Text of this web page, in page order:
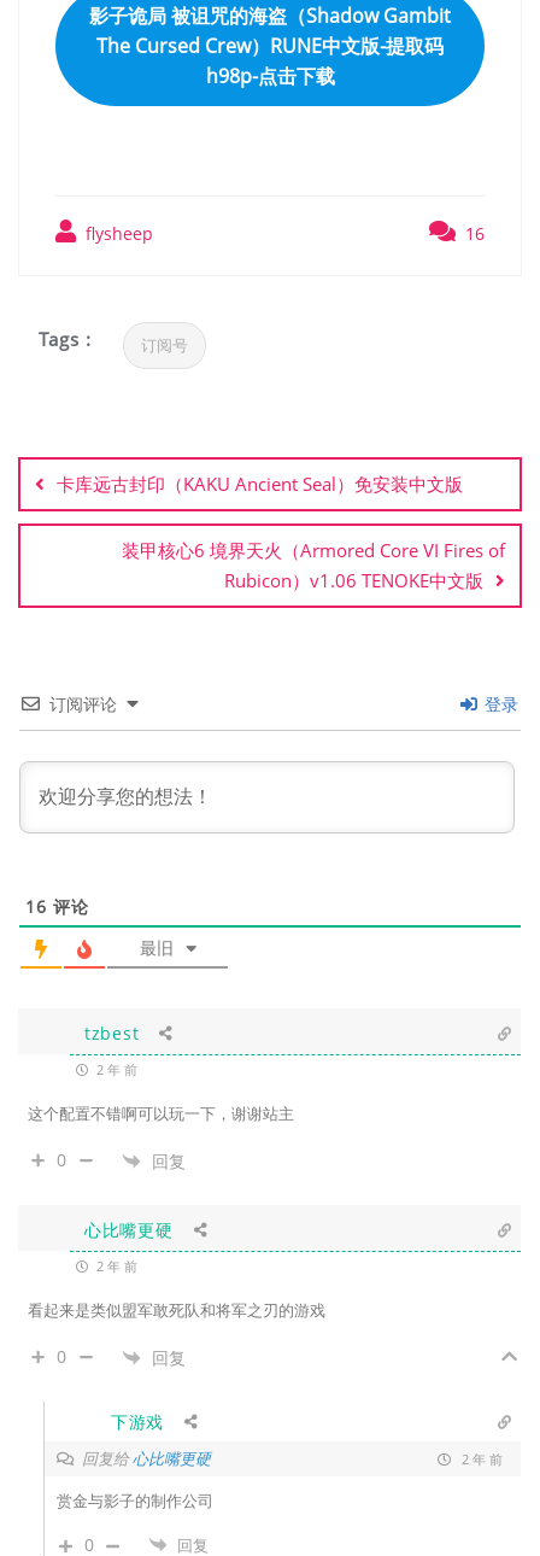
影子诡局 被诅咒的海盗（Shadow Gambit
The Cursed Crew）RUNE中文版-提取码
h98p-点击下载
flysheep 16
Tags : 订阅号
章
导
航
卡库远古封印（KAKU Ancient Seal）免安装中文版
装甲核心6 境界天火（Armored Core VI Fires of
Rubicon）v1.06 TENOKE中文版
订阅评论 登录
16 评论
最旧
tzbest
2 年 前
这个配置不错啊可以玩一下，谢谢站主
0 回复
心比嘴更硬
2 年 前
看起来是类似盟军敢死队和将军之刃的游戏
0 回复
下游戏
回复给心比嘴更硬 2 年 前
赏金与影子的制作公司
0 回复